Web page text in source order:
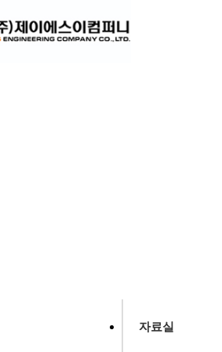
자료실